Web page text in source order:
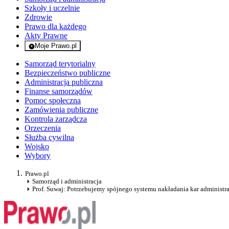
Szkoły i uczelnie
Zdrowie
Prawo dla każdego
Akty Prawne
Moje Prawo.pl
- rejestracja i logowanie do serwisu
Samorząd terytorialny
Bezpieczeństwo publiczne
Administracja publiczna
Finanse samorządów
Pomoc społeczna
Zamówienia publiczne
Kontrola zarządcza
Orzeczenia
Służba cywilna
Wojsko
Wybory
Prawo.pl
Samorząd i administracja
Prof. Suwaj: Potrzebujemy spójnego systemu nakładania kar